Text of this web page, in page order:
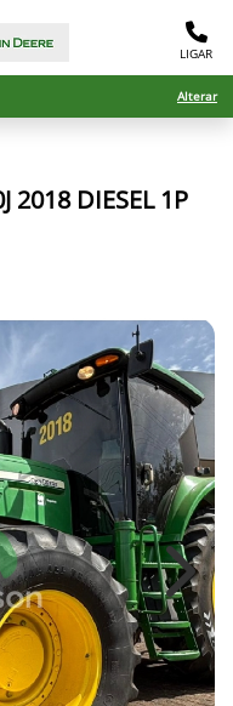
LIGAR
Alterar
2018 DIESEL 1P
Next